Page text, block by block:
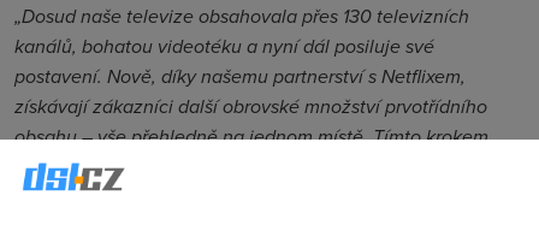
„Dosud naše televize obsahovala přes 130 televizních
kanálů, bohatou videotéku a nyní dál posiluje své
postavení. Nově, díky našemu partnerství s Netflixem,
získávají zákazníci další obrovské množství prvotřídního
obsahu – vše přehledně na jednom místě. Tímto krokem
Vodafone TV upevňuje své postavení jako nejlepší zábavní
platforma pro rodiny. Je na místě připomenout, že skupina